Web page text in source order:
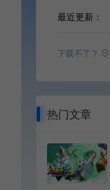
最近更新：
下载不了？
热门文章